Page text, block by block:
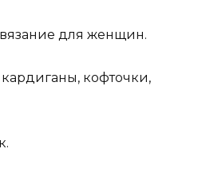
для женщин.
кофточки,